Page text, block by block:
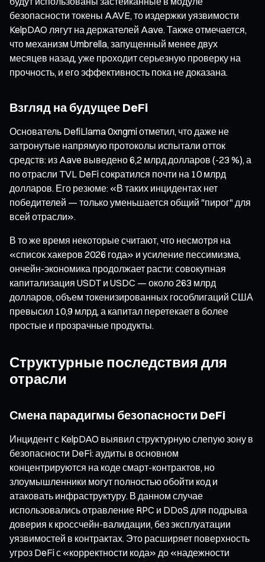
безопасности токены AAVE, то издержки уязвимости
KelpDAO лягут на держателей Aave. Также отмечается,
что механизм Umbrella, запущенный менее двух
месяцев назад, уже проходит серьезную проверку на
прочность, и его эффективность пока не доказана.
Взгляд на будущее DeFi
Основатель DefiLlama 0xngmi отметил, что даже не
затронутые напрямую протоколы испытали отток
средств: из Aave выведено 6,2 млрд долларов (-23 %), а
по отрасли TVL DeFi сократился почти на 10 млрд
долларов. Его резюме: «В таких инцидентах нет
победителей — только уменьшается общий "пирог" для
всей отрасли».
В то же время некоторые считают, что несмотря на
«список хакеров 2026 года» и усиление пессимизма,
ончейн-экономика продолжает расти: совокупная
капитализация USDT и USDC — около 263 млрд
долларов, объем токенизированных гособлигаций США
превысил 10,9 млрд, а капитал перетекает в более
простые и прозрачные продукты.
Структурные последствия для
отрасли
Смена парадигмы безопасности DeFi
Инцидент с KelpDAO выявил структурную слепую зону в
безопасности DeFi: аудиты в основном
концентрируются на коде смарт-контрактов, но
злоумышленники могут полностью обойти код и
атаковать инфраструктуру. В данном случае
использовались отравление RPC и DDoS для подрыва
доверия к кроссчейн-валидации, без эксплуатации
уязвимостей в контрактах. Это расширяет поверхность
угроз DeFi с «корректности кода» до «надежности